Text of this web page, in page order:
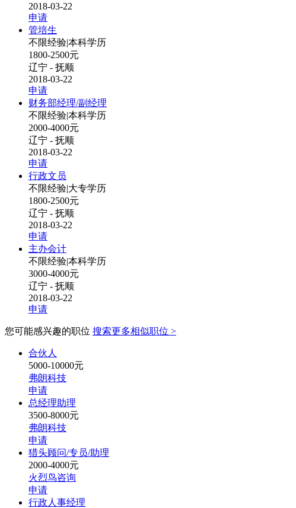
2018-03-22
申请
管培生
不限经验|本科学历
1800-2500元
辽宁 - 抚顺
2018-03-22
申请
财务部经理/副经理
不限经验|本科学历
2000-4000元
辽宁 - 抚顺
2018-03-22
申请
行政文员
不限经验|大专学历
1800-2500元
辽宁 - 抚顺
2018-03-22
申请
主办会计
不限经验|本科学历
3000-4000元
辽宁 - 抚顺
2018-03-22
申请
您可能感兴趣的职位 搜索更多相似职位 >
合伙人
5000-10000元
弗朗科技
申请
总经理助理
3500-8000元
弗朗科技
申请
猎头顾问/专员/助理
2000-4000元
火烈鸟咨询
申请
行政人事经理